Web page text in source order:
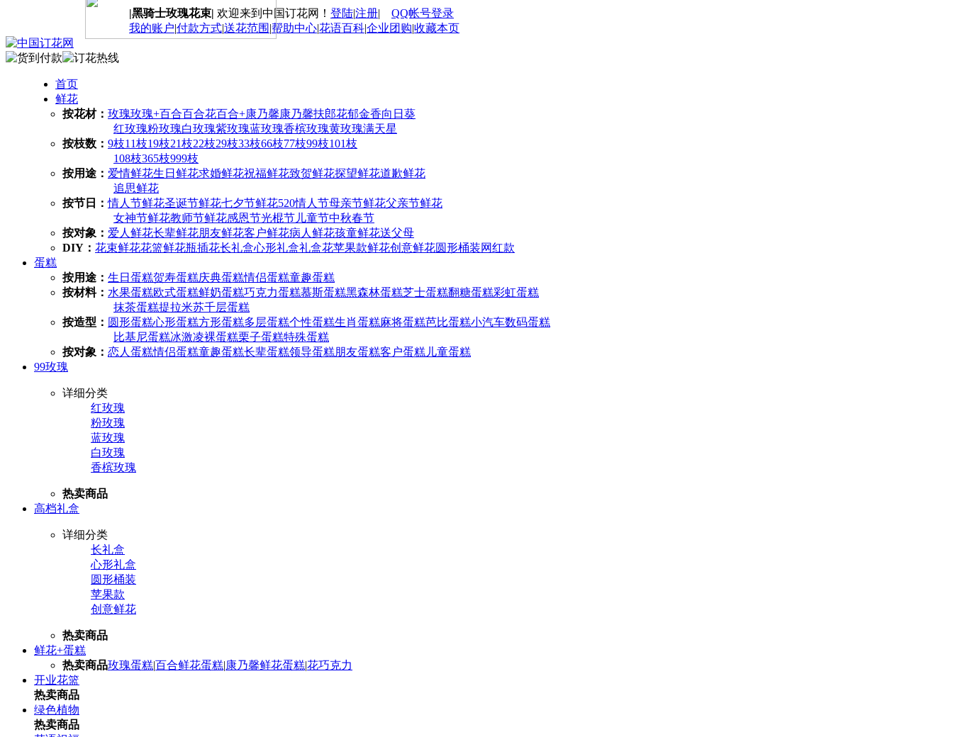
|黑骑士玫瑰花束| 欢迎来到中国订花网！ 登陆|注册|
QQ帐号登录
我的账户|付款方式|送花范围 |帮助中心|花语百科|企业团购|收藏本页
首页
鲜花
按花材： 玫瑰玫瑰+百合百合花百合+康乃馨康乃馨扶郎花郁金香向日葵
红玫瑰粉玫瑰白玫瑰紫玫瑰蓝玫瑰香槟玫瑰黄玫瑰满天星
按枝数： 9枝11枝19枝21枝22枝29枝33枝66枝77枝99枝101枝
108枝365枝999枝
按用途： 爱情鲜花生日鲜花求婚鲜花祝福鲜花致贺鲜花探望鲜花道歉鲜花
追思鲜花
按节日：情人节鲜花圣诞节鲜花七夕节鲜花520情人节母亲节鲜花父亲节鲜花
女神节鲜花教师节鲜花感恩节光棍节 儿童节中秋春节
按对象： 爱人鲜花长辈鲜花朋友鲜花客户鲜花病人鲜花孩童鲜花送父母
DIY： 花束鲜花花篮鲜花瓶插花长礼盒心形礼盒礼盒花苹果款鲜花创意鲜花圆形桶装网红款
蛋糕
按用途： 生日蛋糕贺寿蛋糕庆典蛋糕情侣蛋糕童趣蛋糕
按材料： 水果蛋糕欧式蛋糕鲜奶蛋糕巧克力蛋糕慕斯蛋糕黑森林蛋糕芝士蛋糕翻糖蛋糕彩虹蛋糕
抹茶蛋糕提拉米苏千层蛋糕
按造型： 圆形蛋糕心形蛋糕方形蛋糕多层蛋糕个性蛋糕生肖蛋糕麻将蛋糕芭比蛋糕小汽车数码蛋糕
比基尼蛋糕冰激凌裸蛋糕栗子蛋糕特殊蛋糕
按对象： 恋人蛋糕情侣蛋糕童趣蛋糕长辈蛋糕领导蛋糕朋友蛋糕客户蛋糕 儿童蛋糕
99玫瑰
详细分类
红玫瑰
粉玫瑰
蓝玫瑰
白玫瑰
香槟玫瑰
热卖商品
高档礼盒
详细分类
长礼盒
心形礼盒
圆形桶装
苹果款
创意鲜花
热卖商品
鲜花+蛋糕
热卖商品玫瑰蛋糕|百合鲜花蛋糕|康乃馨鲜花蛋糕|花巧克力
开业花篮
热卖商品
绿色植物
热卖商品